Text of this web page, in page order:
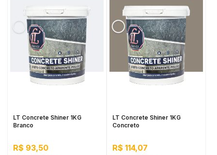
LT Concrete Shiner 1KG
Branco
R$ 93,50
LT Concrete Shiner 1KG
Concreto
R$ 114,07